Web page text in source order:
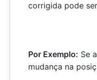
corrigida pode
Por Exemplo: Se
mudança na